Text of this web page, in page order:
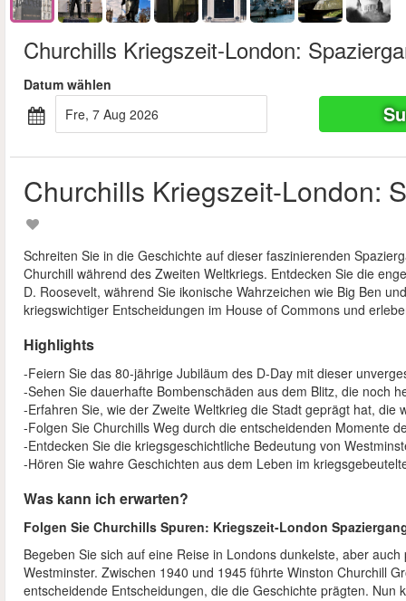
Churchills Kriegszeit-London:
Datum wählen
Fre, 7 Aug 2026
Churchills Kriegszeit-London:
Schreiten Sie in die Geschichte auf dieser faszinierenden
Churchill während des Zweiten Weltkriegs. Entdecken Sie die
D. Roosevelt, während Sie ikonische Wahrzeichen wie Big Ben
kriegswichtiger Entscheidungen im House of Commons und
Highlights
-Feiern Sie das 80-jährige Jubiläum des D-Day mit dieser
-Sehen Sie dauerhafte Bombenschäden aus dem Blitz, die noch
-Erfahren Sie, wie der Zweite Weltkrieg die Stadt geprägt hat, die
-Folgen Sie Churchills Weg durch die entscheidenden Momente
-Entdecken Sie die kriegsgeschichtliche Bedeutung von
-Hören Sie wahre Geschichten aus dem Leben im
Was kann ich erwarten?
Folgen Sie Churchills Spuren: Kriegszeit-London
Begeben Sie sich auf eine Reise in Londons dunkelste, aber
Westminster. Zwischen 1940 und 1945 führte Winston Churchill
entscheidende Entscheidungen, die die Geschichte prägten.